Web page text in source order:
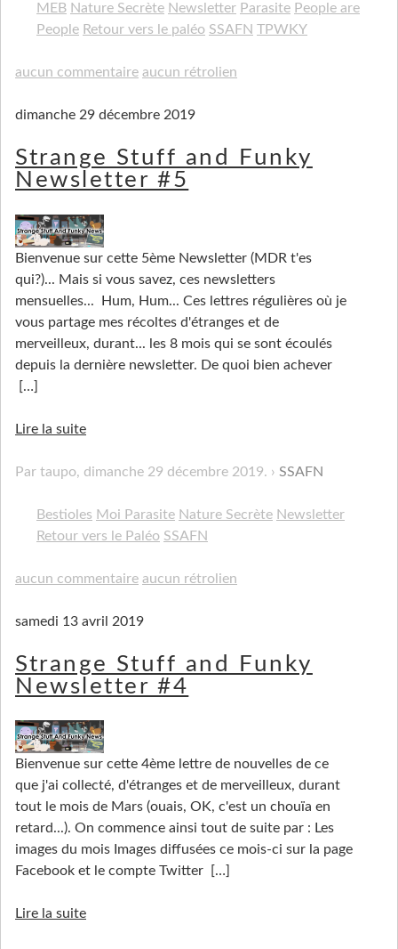
MEB Nature Secrète Newsletter Parasite People are
People Retour vers le paléo SSAFN TPWKY
aucun commentaire aucun rétrolien
dimanche 29 décembre 2019
Strange Stuff and Funky
Newsletter #5
Bienvenue sur cette 5ème Newsletter (MDR t'es
qui?)... Mais si vous savez, ces newsletters
mensuelles... Hum, Hum... Ces lettres régulières où je
vous partage mes récoltes d'étranges et de
merveilleux, durant... les 8 mois qui se sont écoulés
depuis la dernière newsletter. De quoi bien achever
[…]
Lire la suite
Par taupo, dimanche 29 décembre 2019. SSAFN
Bestioles Moi Parasite Nature Secrète Newsletter
Retour vers le Paléo SSAFN
aucun commentaire aucun rétrolien
samedi 13 avril 2019
Strange Stuff and Funky
Newsletter #4
Bienvenue sur cette 4ème lettre de nouvelles de ce
que j'ai collecté, d'étranges et de merveilleux, durant
tout le mois de Mars (ouais, OK, c'est un chouïa en
retard...). On commence ainsi tout de suite par : Les
images du mois Images diffusées ce mois-ci sur la page
Facebook et le compte Twitter
[…]
Lire la suite